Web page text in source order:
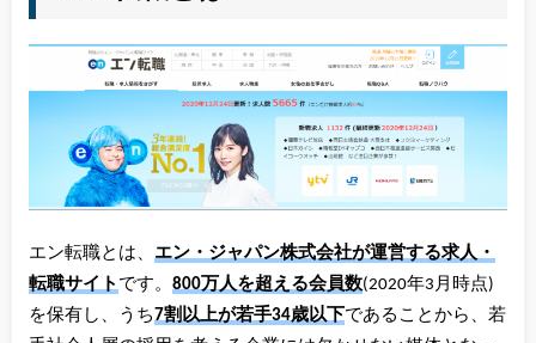
エン転職とは、 エン・ジャパン株式会社が運営する求人・
転職サイト です。 800万人を超える会員数(2020年3月時点)
を保有し、うち7割以上が若手34歳以下であることから、若